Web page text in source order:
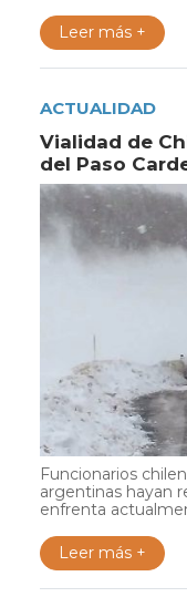
Leer más +
ACTUALIDAD
Vialidad de
del Paso
Funcionarios
argentinas hayan
enfrenta
Leer más +